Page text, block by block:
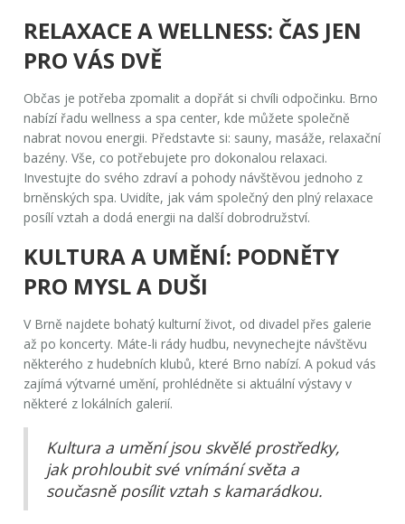
RELAXACE A WELLNESS: ČAS JEN
PRO VÁS DVĚ
Občas je potřeba zpomalit a dopřát si chvíli odpočinku. Brno
nabízí řadu wellness a spa center, kde můžete společně
nabrat novou energii. Představte si: sauny, masáže, relaxační
bazény. Vše, co potřebujete pro dokonalou relaxaci.
Investujte do svého zdraví a pohody návštěvou jednoho z
brněnských spa. Uvidíte, jak vám společný den plný relaxace
posílí vztah a dodá energii na další dobrodružství.
KULTURA A UMĚNÍ: PODNĚTY
PRO MYSL A DUŠI
V Brně najdete bohatý kulturní život, od divadel přes galerie
až po koncerty. Máte-li rády hudbu, nevynechejte návštěvu
některého z hudebních klubů, které Brno nabízí. A pokud vás
zajímá výtvarné umění, prohlédněte si aktuální výstavy v
některé z lokálních galerií.
Kultura a umění jsou skvělé prostředky,
jak prohloubit své vnímání světa a
současně posílit vztah s kamarádkou.